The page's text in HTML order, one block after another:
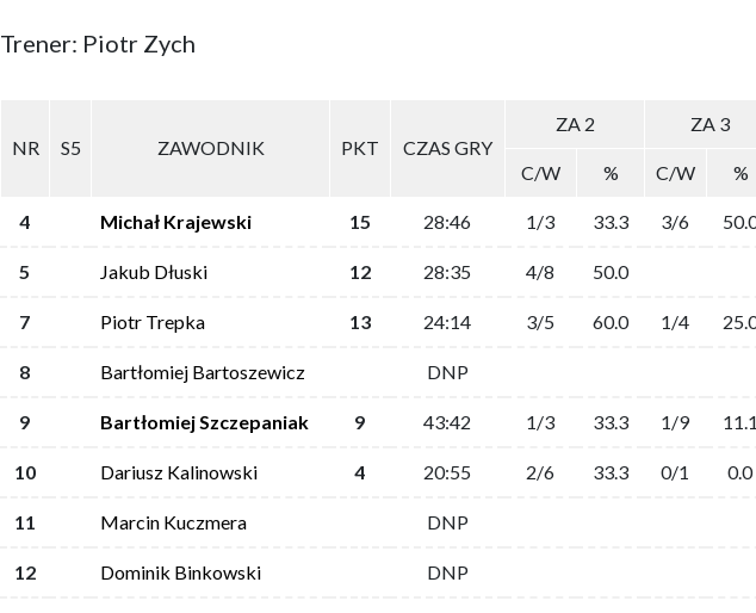
Trener: Piotr Zych
NR S5 ZAWODNIK PKT CZAS GRY
ZA 2 ZA 3
C/W
% C/W %
4 Michał Krajewski 15 28:46 1/3 33.3 3/6
5 Jakub Dłuski 12 28:35 4/8 50.0
7 Piotr Trepka 13 24:14 3/5 60.0 1/4
8 Bartłomiej Bartoszewicz DNP
9 Bartłomiej Szczepaniak 9 43:42 1/3 33.3 1/9 11.1
10 Dariusz Kalinowski 4 20:55 2/6 33.3 0/1 0.0
11 Marcin Kuczmera DNP
12 Dominik Binkowski DNP